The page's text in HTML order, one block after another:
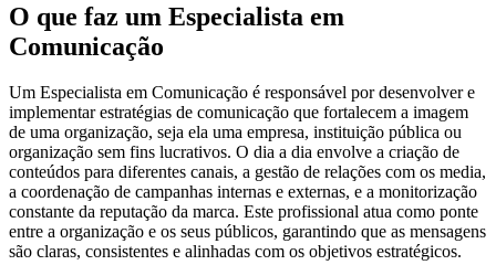
O que faz um Especialista em
Comunicação
Um Especialista em Comunicação é responsável por desenvolver e
implementar estratégias de comunicação que fortalecem a imagem
de uma organização, seja ela uma empresa, instituição pública ou
organização sem fins lucrativos. O dia a dia envolve a criação de
conteúdos para diferentes canais, a gestão de relações com os media,
a coordenação de campanhas internas e externas, e a monitorização
constante da reputação da marca. Este profissional atua como ponte
entre a organização e os seus públicos, garantindo que as mensagens
são claras, consistentes e alinhadas com os objetivos estratégicos.